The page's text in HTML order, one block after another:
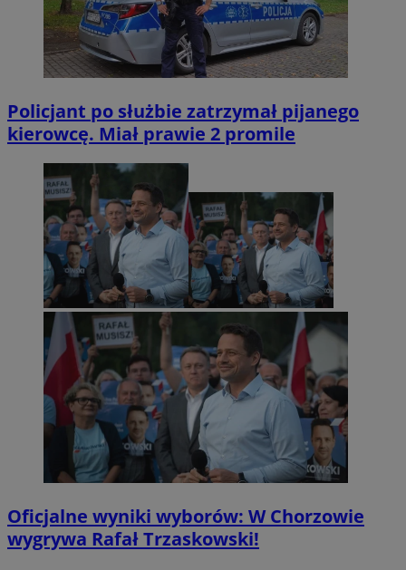
Policjant po służbie zatrzymał pijanego
kierowcę. Miał prawie 2 promile
Oficjalne wyniki wyborów: W Chorzowie
wygrywa Rafał Trzaskowski!